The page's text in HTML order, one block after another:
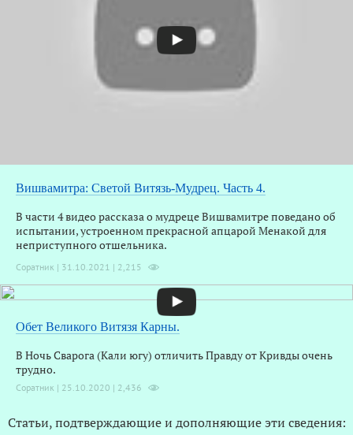
Вишвамитра: Светой Витязь-Мудрец. Часть 4.
В части 4 видео рассказа о мудреце Вишвамитре поведано об
испытании, устроенном прекрасной апцарой Менакой для
неприступного отшельника.
Соратник | 31.10.2021 | 2,215
Обет Великого Витязя Карны.
В Ночь Сварога (Кали югу) отличить Правду от Кривды очень
трудно.
Соратник | 25.10.2020 | 2,436
Статьи, подтверждающие и дополняющие эти сведения: